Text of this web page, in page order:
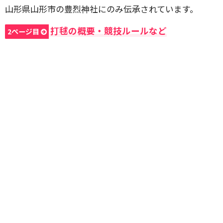
山形県山形市の豊烈神社にのみ伝承されています。
2ページ目 打毬の概要・競技ルールなど